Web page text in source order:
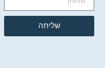
שליחה